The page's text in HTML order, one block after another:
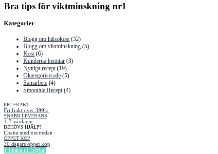
Bra tips för viktminskning nr1
Kategorier
Blogg om hälsokost(32)
Blogg om viktminskning (5)
Kost(6)
Kunderna berättar (3)
Nyttiga recept(19)
Okategoriserade (5)
Samarbete (4)
Smoothie Recept(4)
FRI FRAKT
Fri frakt över 399kr
SNABB LEVERANS
1-3 vardagar
BEHÖVS HJÄLP?
Chatta med oss nedan
ÖPPET KÖP
30 dagars öppet köp
Tillbaka till början